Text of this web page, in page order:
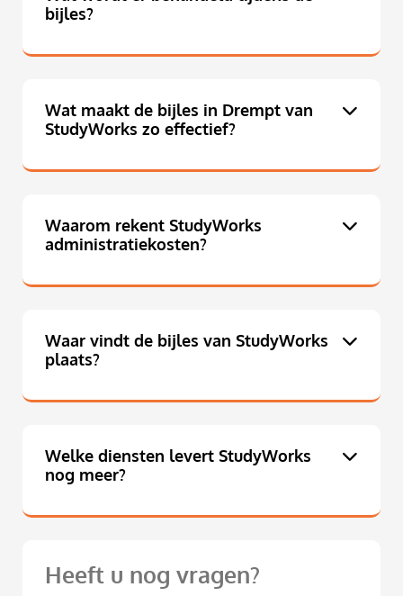
bijles?
Wat maakt de bijles in Drempt van
StudyWorks zo effectief?
Waarom rekent StudyWorks
administratiekosten?
Waar vindt de bijles van StudyWorks
plaats?
Welke diensten levert StudyWorks
nog meer?
Heeft u nog vragen?